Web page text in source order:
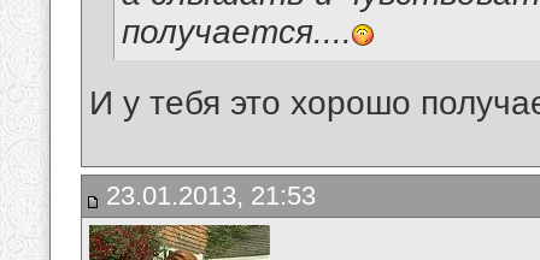
получается....
И у тебя это хорошо
23.01.2013, 21:53